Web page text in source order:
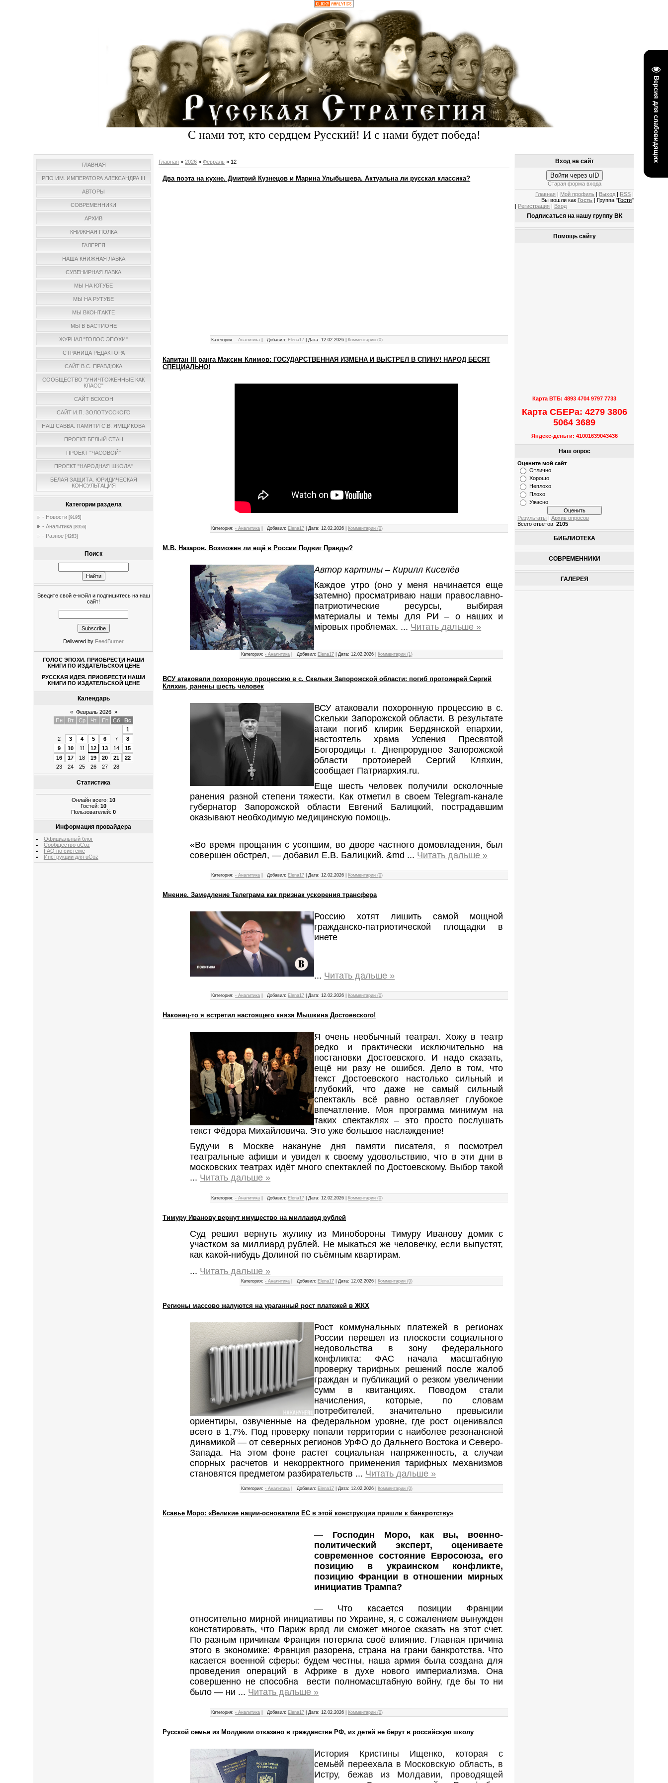
Версия для слабовидящих
С нами тот, кто сердцем Русский! И с нами будет победа!
ГЛАВНАЯ
РПО ИМ. ИМПЕРАТОРА АЛЕКСАНДРА III
АВТОРЫ
СОВРЕМЕННИКИ
АРХИВ
КНИЖНАЯ ПОЛКА
ГАЛЕРЕЯ
НАША КНИЖНАЯ ЛАВКА
СУВЕНИРНАЯ ЛАВКА
МЫ НА ЮТУБЕ
МЫ НА РУТУБЕ
МЫ ВКОНТАКТЕ
МЫ В БАСТИОНЕ
ЖУРНАЛ "ГОЛОС ЭПОХИ"
СТРАНИЦА РЕДАКТОРА
САЙТ В.С. ПРАВДЮКА
СООБЩЕСТВО "УНИЧТОЖЕННЫЕ КАК
КЛАСС"
САЙТ ВСХСОН
САЙТ И.П. ЗОЛОТУССКОГО
НАШ САВВА. ПАМЯТИ С.В. ЯМЩИКОВА
ПРОЕКТ БЕЛЫЙ СТАН
ПРОЕКТ "ЧАСОВОЙ"
ПРОЕКТ "НАРОДНАЯ ШКОЛА"
БЕЛАЯ ЗАЩИТА. ЮРИДИЧЕСКАЯ
КОНСУЛЬТАЦИЯ
Категории раздела
- Новости [9195]
- Аналитика [8956]
- Разное [4263]
Поиск
Введите свой е-мэйл и подпишитесь на наш
сайт!
Delivered by FeedBurner
ГОЛОС ЭПОХИ. ПРИОБРЕСТИ НАШИ
КНИГИ ПО ИЗДАТЕЛЬСКОЙ ЦЕНЕ
РУССКАЯ ИДЕЯ. ПРИОБРЕСТИ НАШИ
КНИГИ ПО ИЗДАТЕЛЬСКОЙ ЦЕНЕ
Календарь
« Февраль 2026 »
Пн
Вт Ср Чт Пт Сб
Вс
1
2
3 4 5 6 7
8
9
10 11 12 13 14
15
16
17 18 19 20 21
22
23
24 25 26 27 28
Статистика
Онлайн всего:10
Гостей:10
Пользователей:0
Информация провайдера
Официальный блог
Сообщество uCoz
FAQ по системе
Инструкции для uCoz
Главная »2026 » Февраль » 12
Два поэта на кухне. Дмитрий Кузнецов и Марина Улыбышева. Актуальна ли русская классика?
Категория: - Аналитика Добавил: Elena17 |Дата: 12.02.2026 Комментарии (0)
Капитан III ранга Максим Климов: ГОСУДАРСТВЕННАЯ ИЗМЕНА И ВЫСТРЕЛ В СПИНУ! НАРОД БЕСЯТ
СПЕЦИАЛЬНО!
Категория: - Аналитика Добавил: Elena17 |Дата: 12.02.2026 Комментарии (0)
М.В. Назаров. Возможен ли ещё в России Подвиг Правды?
Автор картины – Кирилл Киселёв
Каждое утро (оно у меня начинается еще
затемно) просматриваю наши православно-
патриотические ресурсы, выбирая
материалы и темы для РИ ‒ о наших и
мiровых проблемах. ... Читать дальше »
Категория: - Аналитика Добавил: Elena17 Дата: 12.02.2026 Комментарии (1)
ВСУ атаковали похоронную процессию в с. Скельки Запорожской области: погиб протоиерей Сергий
Кляхин, ранены шесть человек
ВСУ атаковали похоронную процессию в с.
Скельки Запорожской области. В результате
атаки погиб клирик Бердянской епархии,
настоятель храма Успения Пресвятой
Богородицы г. Днепрорудное Запорожской
области протоиерей Сергий Кляхин,
сообщает Патриархия.ru.
Еще шесть человек получили осколочные
ранения разной степени тяжести. Как отметил в своем Telegram-канале
губернатор Запорожской области Евгений Балицкий, пострадавшим
оказывают необходимую медицинскую помощь.
«Во время прощания с усопшим, во дворе частного домовладения, был
совершен обстрел, — добавил Е.В. Балицкий. &md ... Читать дальше »
Категория: - Аналитика Добавил: Elena17 |Дата: 12.02.2026 Комментарии (0)
Мнение. Замедление Телеграма как признак ускорения трансфера
Россию хотят лишить самой мощной
гражданско-патриотической площадки в
инете
... Читать дальше »
Категория: - Аналитика Добавил: Elena17 |Дата: 12.02.2026 Комментарии (0)
Наконец-то я встретил настоящего князя Мышкина Достоевского!
Я очень необычный театрал. Хожу в театр
редко и практически исключительно на
постановки Достоевского. И надо сказать,
ещё ни разу не ошибся. Дело в том, что
текст Достоевского настолько сильный и
глубокий, что даже не самый сильный
спектакль всё равно оставляет глубокое
впечатление. Моя программа минимум на
таких спектаклях – это просто послушать
текст Фёдора Михайловича. Это уже большое наслаждение!
Будучи в Москве накануне дня памяти писателя, я посмотрел
театральные афиши и увидел к своему удовольствию, что в эти дни в
московских театрах идёт много спектаклей по Достоевскому. Выбор такой
... Читать дальше »
Категория: - Аналитика Добавил: Elena17 |Дата: 12.02.2026 Комментарии (0)
Тимуру Иванову вернут имущество на миллаирд рублей
Суд решил вернуть жулику из Минобороны Тимуру Иванову домик с
участком за миллиард рублей. Не мыкаться же человечку, если выпустят,
как какой-нибудь Долиной по съёмным квартирам.
... Читать дальше »
Категория: - Аналитика Добавил: Elena17 |Дата: 12.02.2026 Комментарии (0)
Регионы массово жалуются на ураганный рост платежей в ЖКХ
Рост коммунальных платежей в регионах
России перешел из плоскости социального
недовольства в зону федерального
конфликта: ФАС начала масштабную
проверку тарифных решений после жалоб
граждан и публикаций о резком увеличении
сумм в квитанциях. Поводом стали
начисления, которые, по словам
потребителей, значительно превысили
ориентиры, озвученные на федеральном уровне, где рост оценивался
всего в 1,7%. Под проверку попали территории с наиболее резонансной
динамикой — от северных регионов УрФО до Дальнего Востока и Северо-
Запада. На этом фоне растет социальная напряженность, а случаи
спорных расчетов и некорректного применения тарифных механизмов
становятся предметом разбирательств ... Читать дальше »
Категория: - Аналитика Добавил: Elena17 |Дата: 12.02.2026 Комментарии (0)
Ксавье Моро: «Великие нации-основатели ЕС в этой конструкции пришли к банкротству»
— Господин Моро, как вы, военно-
политический эксперт, оцениваете
современное состояние Евросоюза, его
позицию в украинском конфликте,
позицию Франции в отношении мирных
инициатив Трампа?
— Что касается позиции Франции
относительно мирной инициативы по Украине, я, с сожалением вынужден
констатировать, что Париж вряд ли сможет многое сказать на этот счет.
По разным причинам Франция потеряла своё влияние. Главная причина
этого в экономике: Франция разорена, страна на грани банкротства. Что
касается военной сферы: будем честны, наша армия была создана для
проведения операций в Африке в духе нового империализма. Она
совершенно не способна вести полномасштабную войну, где бы то ни
было — ни ... Читать дальше »
Категория: - Аналитика Добавил: Elena17 |Дата: 12.02.2026 Комментарии (0)
Русской семье из Молдавии отказано в гражданстве РФ, их детей не берут в российскую школу
История Кристины Ищенко, которая с
семьёй переехала в Московскую область, в
Истру, бежав из Молдавии, проводящей
Вход на сайт
Войти через uID
Старая форма входа
Главная
Мой профиль Выход RSS
Вы вошли как Гость | Группа "Гости"
Регистрация Вход
Подписаться на нашу группу ВК
Помощь сайту
Карта ВТБ: 4893 4704 9797 7733
Карта СБЕРа: 4279 3806
5064 3689
Яндекс-деньги: 41001639043436
Наш опрос
Оцените мой сайт
Отлично
Хорошо
Неплохо
Плохо
Ужасно
Результаты |Архив опросов
Всего ответов:2105
БИБЛИОТЕКА
СОВРЕМЕННИКИ
ГАЛЕРЕЯ